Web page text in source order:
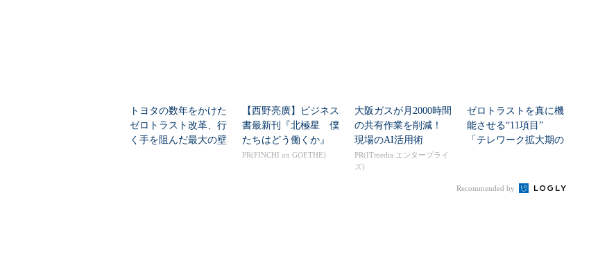
トヨタの数年をかけた
ゼロトラスト改革、行
く手を阻んだ最大の壁
【西野亮廣】ビジネス
書最新刊『北極星 僕
たちはどう働くか』
PR(FINCHI on GOETHE)
大阪ガスが月2000時間
の共有作業を削減！
現場のAI活用術
PR(ITmedia エンタープライ
ズ)
ゼロトラストを真に機
能させる“11項目”
「テレワーク拡大期の
Recommended by